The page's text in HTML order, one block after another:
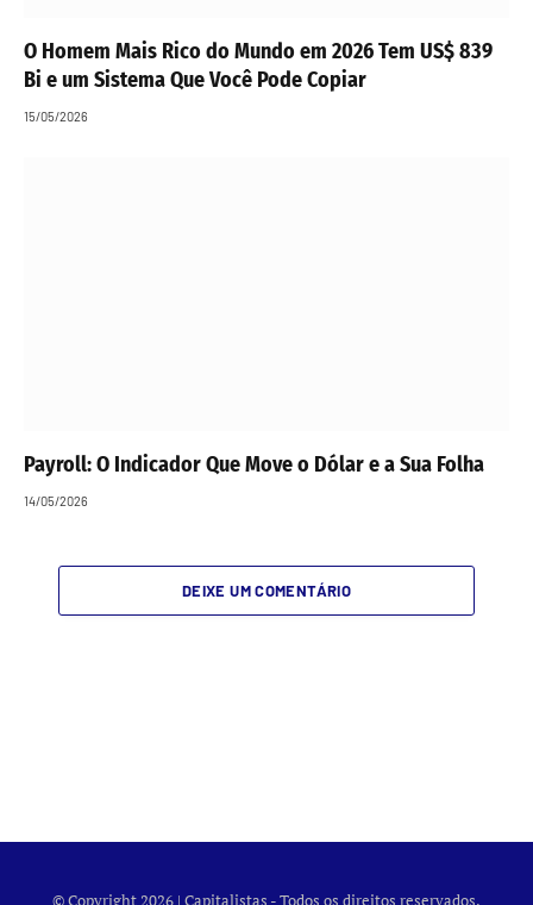
O Homem Mais Rico do Mundo em 2026 Tem US$ 839
Bi e um Sistema Que Você Pode Copiar
15/05/2026
Payroll: O Indicador Que Move o Dólar e a Sua Folha
14/05/2026
DEIXE UM COMENTÁRIO
© Copyright 2026 | Capitalistas - Todos os direitos reservados.